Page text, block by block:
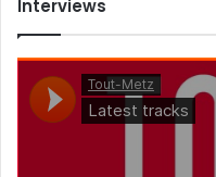
Interviews